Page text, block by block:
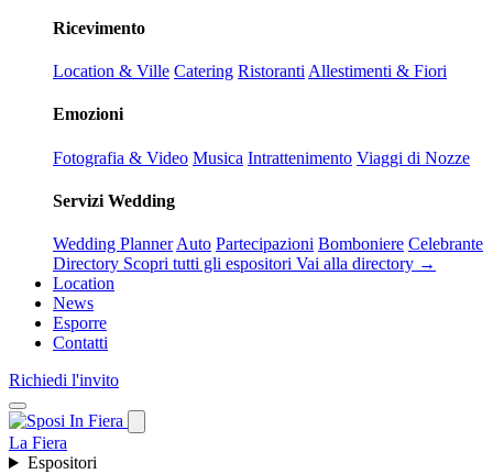
Ricevimento
Location & Ville Catering Ristoranti Allestimenti & Fiori
Emozioni
Fotografia & Video Musica Intrattenimento Viaggi di Nozze
Servizi Wedding
Wedding Planner Auto Partecipazioni Bomboniere Celebrante
Directory Scopri tutti gli espositori Vai alla directory →
Location
News
Esporre
Contatti
Richiedi l'invito
La Fiera
Espositori